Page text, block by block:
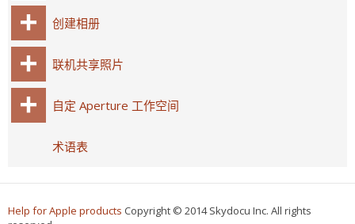
创建相册
联机共享照片
自定 Aperture 工作空间
术语表
Help for Apple products Copyright © 2014 Skydocu Inc. All rights